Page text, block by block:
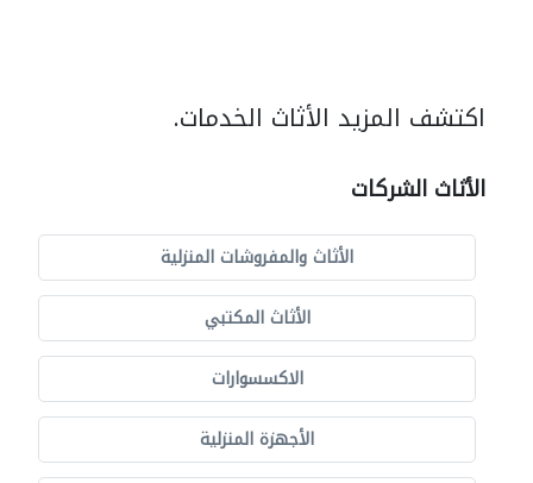
اكتشف المزيد الأثاث الخدمات.
الأثاث الشركات
الأثاث والمفروشات المنزلية
الأثاث المكتبي
الاكسسوارات
الأجهزة المنزلية